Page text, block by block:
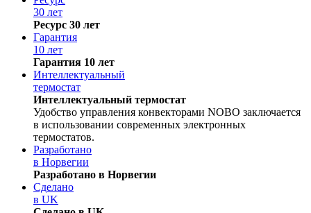
30 лет
Ресурс 30 лет
Гарантия
10 лет
Гарантия 10 лет
Интеллектуальный
термостат
Интеллектуальный термостат
Удобство управления конвекторами NOBO заключается
в использовании современных электронных
термостатов.
Разработано
в Норвегии
Разработано в Норвегии
Сделано
в UK